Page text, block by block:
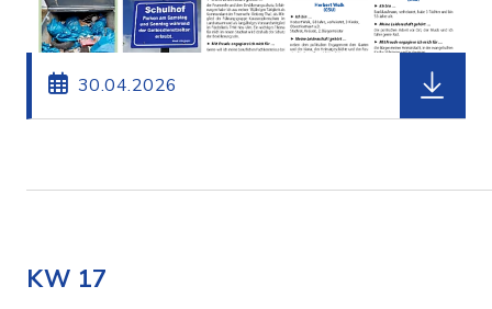
30.04.2026
KW 17